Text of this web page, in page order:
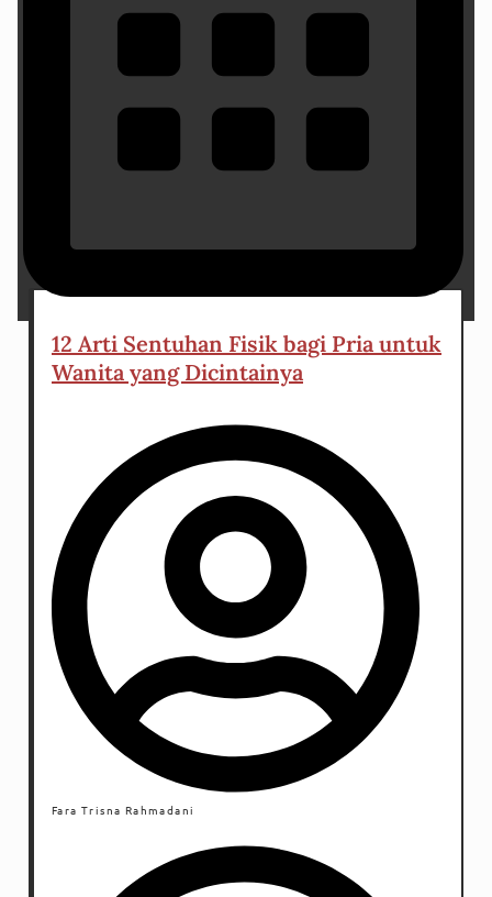
12 Arti Sentuhan Fisik bagi Pria untuk
Wanita yang Dicintainya
Fara Trisna Rahmadani